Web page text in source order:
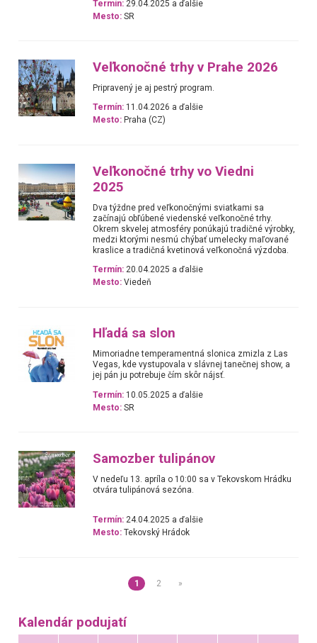
Termín: 29.04.2025 a ďalšie
Mesto: SR
Veľkonočné trhy v Prahe 2026
Pripravený je aj pestrý program.
Termín: 11.04.2026 a ďalšie
Mesto: Praha (CZ)
Veľkonočné trhy vo Viedni
2025
Dva týždne pred veľkonočnými sviatkami sa
začínajú obľúbené viedenské veľkonočné trhy.
Okrem skvelej atmosféry ponúkajú tradičné výrobky,
medzi ktorými nesmú chýbať umelecky maľované
kraslice a tradičná kvetinová veľkonočná výzdoba.
Termín: 20.04.2025 a ďalšie
Mesto: Viedeň
Hľadá sa slon
Mimoriadne temperamentná slonica zmizla z Las
Vegas, kde vystupovala v slávnej tanečnej show, a
jej pán ju potrebuje čím skôr nájsť.
Termín: 10.05.2025 a ďalšie
Mesto: SR
Samozber tulipánov
V nedeľu 13. apríla o 10:00 sa v Tekovskom Hrádku
otvára tulipánová sezóna.
Termín: 24.04.2025 a ďalšie
Mesto: Tekovský Hrádok
1 2 »
Kalendár podujatí